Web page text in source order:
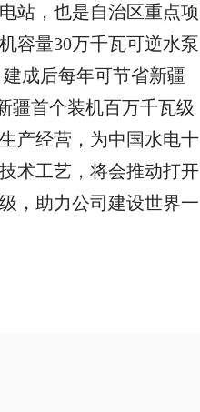
站，也是自治区重点项
容量30万千瓦可逆水泵
成后每年可节省新疆
疆首个装机百万千瓦级
产经营，为中国水电十
术工艺，将会推动打开
，助力公司建设世界一